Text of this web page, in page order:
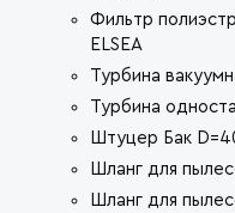
Фильтр
ELSEA
Турбина
Турбина
Штуцер Бак
Шланг для
Шланг для